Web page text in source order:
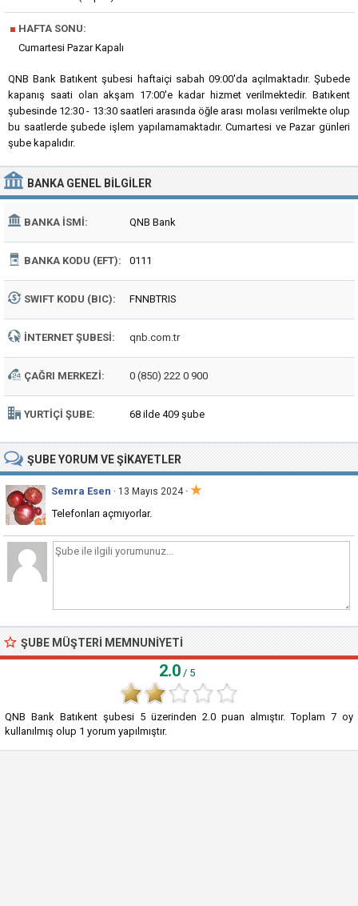
■ HAFTA SONU:
Cumartesi Pazar Kapalı
QNB Bank Batıkent şubesi haftaiçi sabah 09:00'da açılmaktadır. Şubede
kapanış saati olan akşam 17:00'e kadar hizmet verilmektedir. Batıkent
şubesinde 12:30 - 13:30 saatleri arasında öğle arası molası verilmekte olup
bu saatlerde şubede işlem yapılamamaktadır. Cumartesi ve Pazar günleri
şube kapalıdır.
BANKA GENEL BILGILER
BANKA İSMI: QNB Bank
BANKA KODU (EFT): 0111
SWIFT KODU (BIC): FNNBTRIS
İNTERNET ŞUBESI: qnb.com.tr
ÇAĞRI MERKEZI: 0 (850) 222 0 900
YURTIÇI ŞUBE: 68 ilde 409 şube
ŞUBEYORUM VE ŞIKAYETLER
Semra Esen · 13 Mayıs 2024· ★
Telefonları açmıyorlar.
ŞUBE MÜŞTERI MEMNUNIYETI
2.0 / 5
QNB Bank Batıkent şubesi 5 üzerinden 2.0 puan almıştır. Toplam 7 oy
kullanılmış olup 1 yorum yapılmıştır.